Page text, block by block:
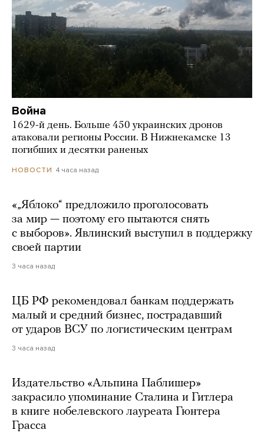
Война
1629-й день. Больше 450 украинских дронов
атаковали регионы России. В Нижнекамске 13
погибших и десятки раненых
НОВОСТИ 4 часа назад
«„Яблоко“ предложило проголосовать
за мир — поэтому его пытаются снять
с выборов». Явлинский выступил в поддержку
своей партии
3 часа назад
ЦБ РФ рекомендовал банкам поддержать
малый и средний бизнес, пострадавший
от ударов ВСУ по логистическим центрам
3 часа назад
Издательство «Альпина Паблишер»
закрасило упоминание Сталина и Гитлера
в книге нобелевского лауреата Гюнтера
Грасса